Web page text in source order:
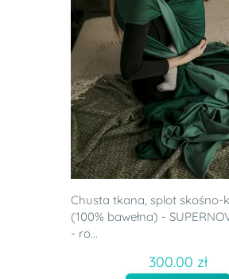
Chusta tkana, splot skośno-
(100% bawełna) -
- ro...
300.00 zł